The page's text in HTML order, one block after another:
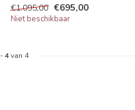
€1.095,00 €695,00
Niet beschikbaar
-4van 4